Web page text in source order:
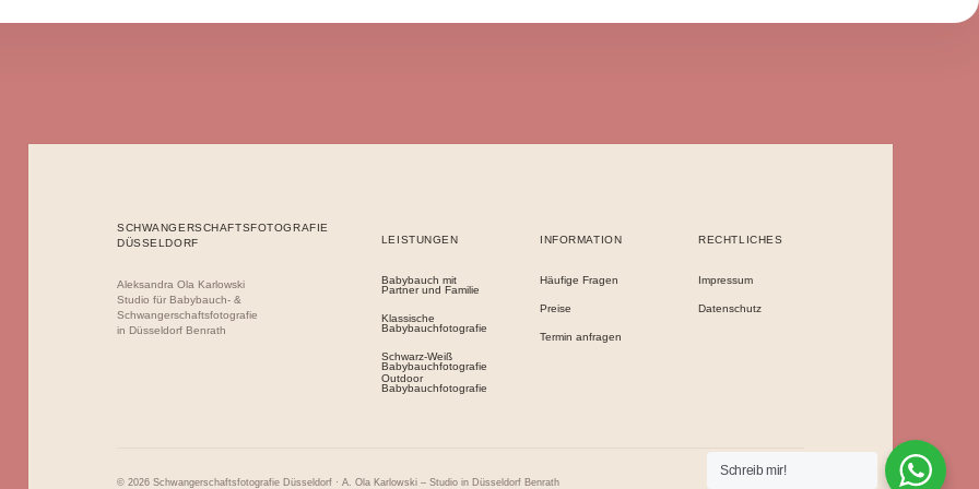
Schreib mir!
SCHWANGERSCHAFTSFOTOGRAFIE
DÜSSELDORF
Aleksandra Ola Karlowski
Studio für Babybauch- &
Schwangerschaftsfotografie
in Düsseldorf Benrath
LEISTUNGEN
Babybauch mit
Partner und Familie
Klassische
Babybauchfotografie
Schwarz-Weiß
Babybauchfotografie
Outdoor
Babybauchfotografie
INFORMATION
Häufige Fragen
Preise
Termin anfragen
RECHTLICHES
Impressum
Datenschutz
© 2026 Schwangerschaftsfotografie Düsseldorf · A. Ola Karlowski – Studio in Düsseldorf Benrath